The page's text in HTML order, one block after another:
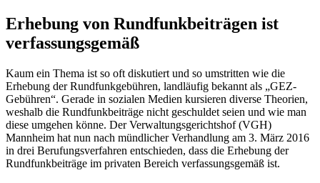
Erhebung von Rundfunkbeiträgen ist
verfassungsgemäß
Kaum ein Thema ist so oft diskutiert und so umstritten wie die
Erhebung der Rundfunkgebühren, landläufig bekannt als „GEZ-
Gebühren“. Gerade in sozialen Medien kursieren diverse Theorien,
weshalb die Rundfunkbeiträge nicht geschuldet seien und wie man
diese umgehen könne. Der Verwaltungsgerichtshof (VGH)
Mannheim hat nun nach mündlicher Verhandlung am 3. März 2016
in drei Berufungsverfahren entschieden, dass die Erhebung der
Rundfunkbeiträge im privaten Bereich verfassungsgemäß ist.